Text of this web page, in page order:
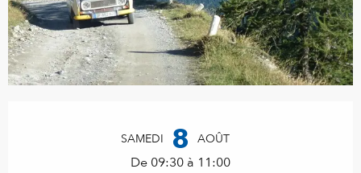
SAMEDI 8 AOÛT
De 09:30 à 11:00